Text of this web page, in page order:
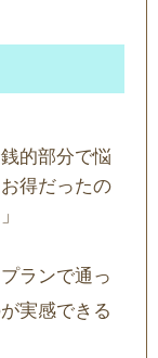
的部分で悩
得だったの
ランで通っ
実感できる